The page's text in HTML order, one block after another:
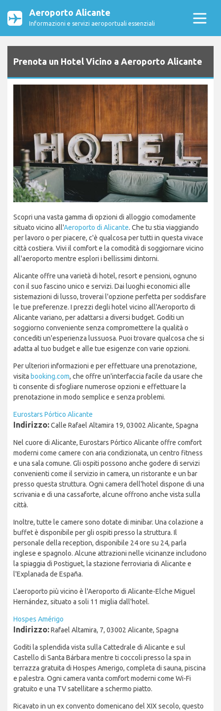
Aeroporto Alicante
Informazioni e servizi aeroportuali essenziali
Prenota un Hotel Vicino a Aeroporto Alicante
Scopri una vasta gamma di opzioni di alloggio comodamente
situato vicino all'Aeroporto di Alicante. Che tu stia viaggiando
per lavoro o per piacere, c'è qualcosa per tutti in questa vivace
città costiera. Vivi il comfort e la comodità di soggiornare vicino
all'aeroporto mentre esplori i bellissimi dintorni.
Alicante offre una varietà di hotel, resort e pensioni, ognuno
con il suo fascino unico e servizi. Dai luoghi economici alle
sistemazioni di lusso, troverai l'opzione perfetta per soddisfare
le tue preferenze. I prezzi degli hotel vicino all'Aeroporto di
Alicante variano, per adattarsi a diversi budget. Goditi un
soggiorno conveniente senza compromettere la qualità o
concediti un'esperienza lussuosa. Puoi trovare qualcosa che si
adatta al tuo budget e alle tue esigenze con varie opzioni.
Per ulteriori informazioni e per effettuare una prenotazione,
visita booking.com, che offre un'interfaccia facile da usare che
ti consente di sfogliare numerose opzioni e effettuare la
prenotazione in modo semplice e senza problemi.
Eurostars Pórtico Alicante
Indirizzo:Calle Rafael Altamira 19, 03002 Alicante, Spagna
Nel cuore di Alicante, Eurostars Pórtico Alicante offre comfort
moderni come camere con aria condizionata, un centro fitness
e una sala comune. Gli ospiti possono anche godere di servizi
convenienti come il servizio in camera, un ristorante e un bar
presso questa struttura. Ogni camera dell'hotel dispone di una
scrivania e di una cassaforte, alcune offrono anche vista sulla
città.
Inoltre, tutte le camere sono dotate di minibar. Una colazione a
buffet è disponibile per gli ospiti presso la struttura. Il
personale della reception, disponibile 24 ore su 24, parla
inglese e spagnolo. Alcune attrazioni nelle vicinanze includono
la spiaggia di Postiguet, la stazione ferroviaria di Alicante e
l'Explanada de España.
L'aeroporto più vicino è l'Aeroporto di Alicante-Elche Miguel
Hernández, situato a soli 11 miglia dall'hotel.
Hospes Amérigo
Indirizzo:Rafael Altamira, 7, 03002 Alicante, Spagna
Goditi la splendida vista sulla Cattedrale di Alicante e sul
Castello di Santa Bárbara mentre ti coccoli presso la spa in
terrazza gratuita di Hospes Amerigo, completa di sauna, piscina
e palestra. Ogni camera vanta comfort moderni come Wi-Fi
gratuito e una TV satellitare a schermo piatto.
Ricavato in un ex convento domenicano del XIX secolo, questo